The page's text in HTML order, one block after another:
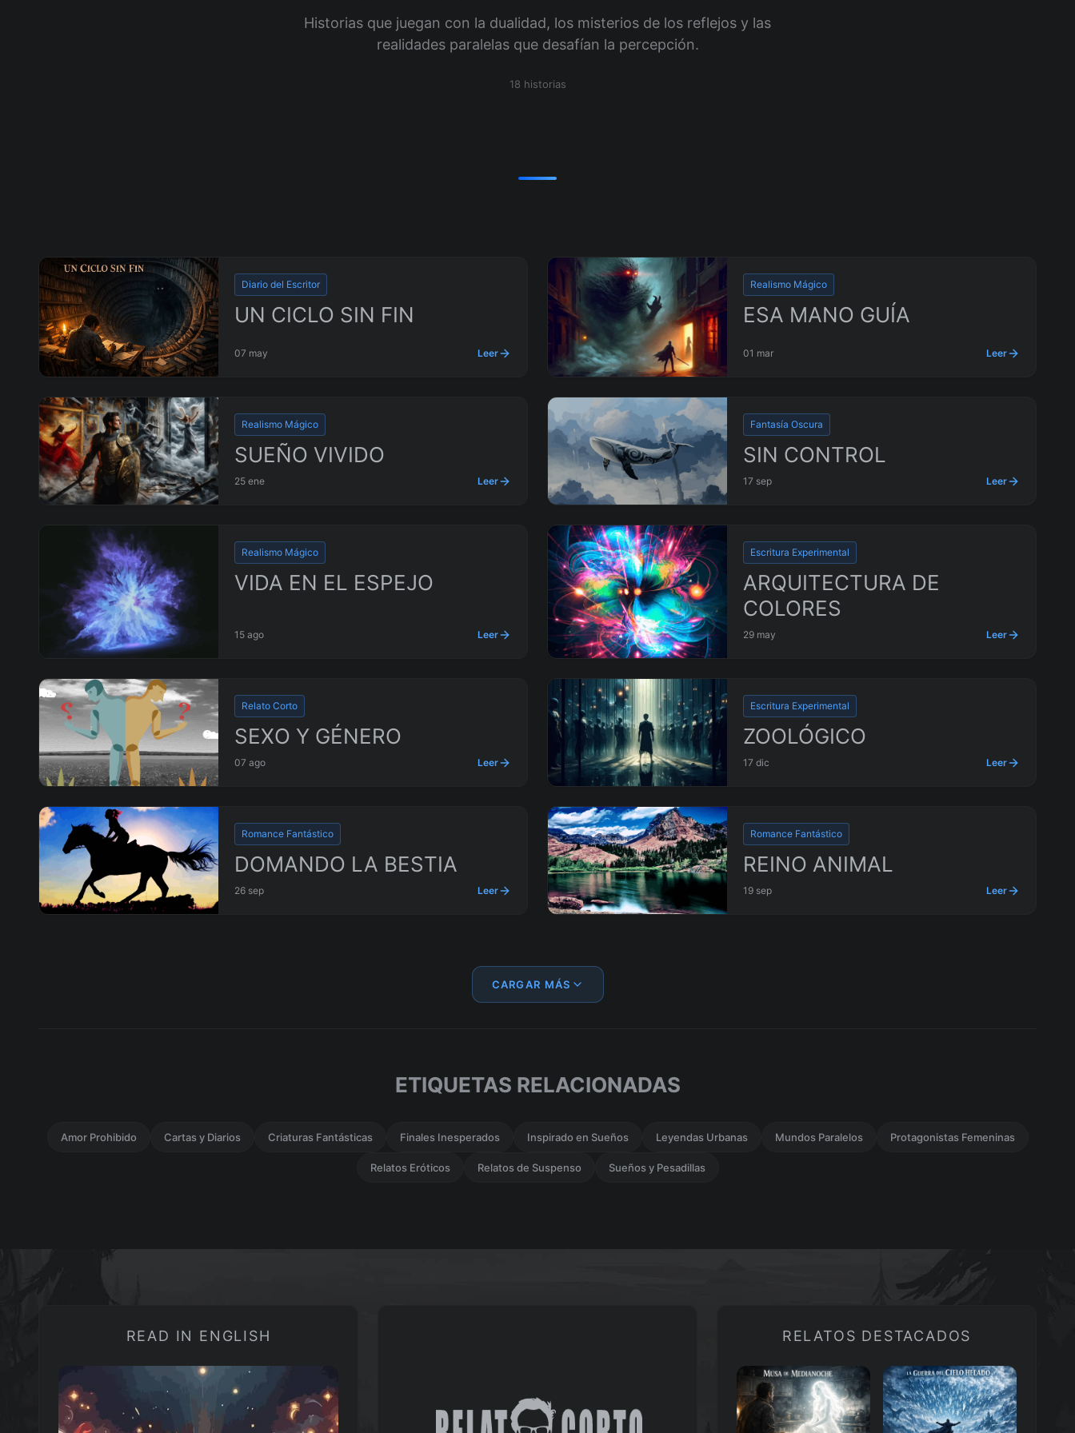
Historias que juegan con la dualidad, los misterios de los reflejos y las
realidades paralelas que desafían la percepción.
18 historias
Diario del Escritor
UN CICLO SIN FIN
07 may Leer
Realismo Mágico
ESA MANO GUÍA
01 mar Leer
Realismo Mágico
SUEÑO VIVIDO
25 ene Leer
Fantasía Oscura
SIN CONTROL
17 sep Leer
Realismo Mágico
VIDA EN EL ESPEJO
15 ago Leer
Escritura Experimental
ARQUITECTURA DE
COLORES
29 may Leer
Relato Corto
SEXO Y GÉNERO
07 ago Leer
Escritura Experimental
ZOOLÓGICO
17 dic Leer
Romance Fantástico
DOMANDO LA BESTIA
26 sep Leer
Romance Fantástico
REINO ANIMAL
19 sep Leer
CARGAR MÁS
ETIQUETAS RELACIONADAS
Amor Prohibido Cartas y Diarios Criaturas Fantásticas Finales Inesperados Inspirado en Sueños Leyendas Urbanas Mundos Paralelos Protagonistas Femeninas
Relatos Eróticos Relatos de Suspenso Sueños y Pesadillas
READ IN ENGLISH RELATOS DESTACADOS